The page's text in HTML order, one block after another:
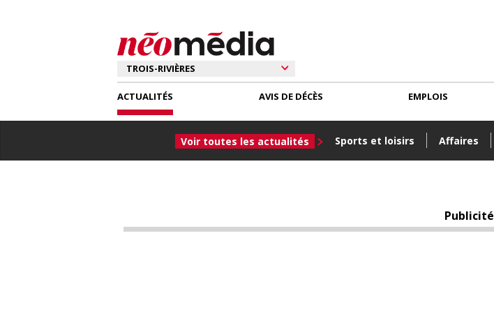
ACTUALITÉS
Voir toutes les actualités Sports et loisirs Affaires
AVIS DE DÉCÈS EMPLOIS
Publicité